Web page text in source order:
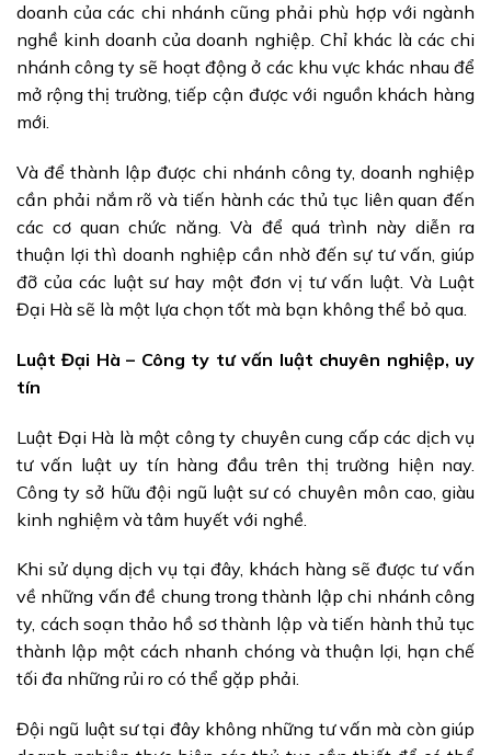
doanh của các chi nhánh cũng phải phù hợp với ngành
nghề kinh doanh của doanh nghiệp. Chỉ khác là các chi
nhánh công ty sẽ hoạt động ở các khu vực khác nhau để
mở rộng thị trường, tiếp cận được với nguồn khách hàng
mới.
Và để thành lập được chi nhánh công ty, doanh nghiệp
cần phải nắm rõ và tiến hành các thủ tục liên quan đến
các cơ quan chức năng. Và để quá trình này diễn ra
thuận lợi thì doanh nghiệp cần nhờ đến sự tư vấn, giúp
đỡ của các luật sư hay một đơn vị tư vấn luật. Và Luật
Đại Hà sẽ là một lựa chọn tốt mà bạn không thể bỏ qua.
Luật Đại Hà – Công ty tư vấn luật chuyên nghiệp, uy
tín
Luật Đại Hà là một công ty chuyên cung cấp các dịch vụ
tư vấn luật uy tín hàng đầu trên thị trường hiện nay.
Công ty sở hữu đội ngũ luật sư có chuyên môn cao, giàu
kinh nghiệm và tâm huyết với nghề.
Khi sử dụng dịch vụ tại đây, khách hàng sẽ được tư vấn
về những vấn đề chung trong thành lập chi nhánh công
ty, cách soạn thảo hồ sơ thành lập và tiến hành thủ tục
thành lập một cách nhanh chóng và thuận lợi, hạn chế
tối đa những rủi ro có thể gặp phải.
Đội ngũ luật sư tại đây không những tư vấn mà còn giúp